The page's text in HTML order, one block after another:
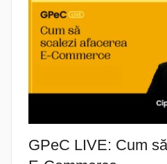
GPeC LIVE: Cum